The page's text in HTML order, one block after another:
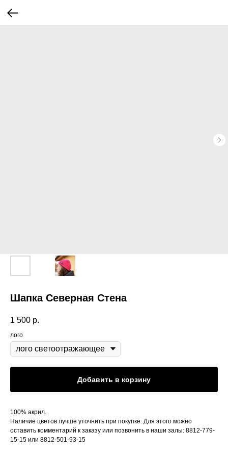
Шапка Северная Стена
1 500 р.
лого
Добавить в корзину
100% акрил.
Наличие цветов лучше уточнить при покупке. Для этого можно
оставить комментарий к заказу или позвонить в наши залы: 8812-779-
15-15 или 8812-501-93-15